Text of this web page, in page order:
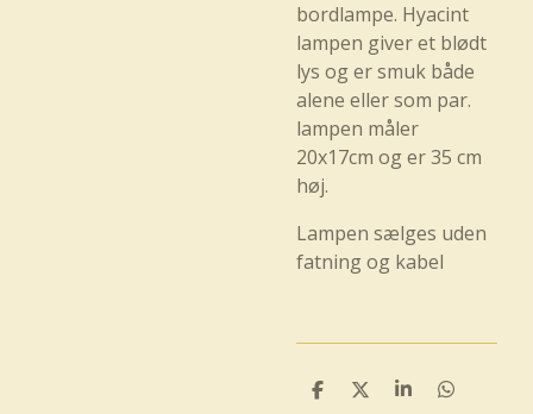
bordlampe. Hyacint
lampen giver et blødt
lys og er smuk både
alene eller som par.
lampen måler
20x17cm og er 35 cm
høj.
Lampen sælges uden
fatning og kabel
D
D
D
D